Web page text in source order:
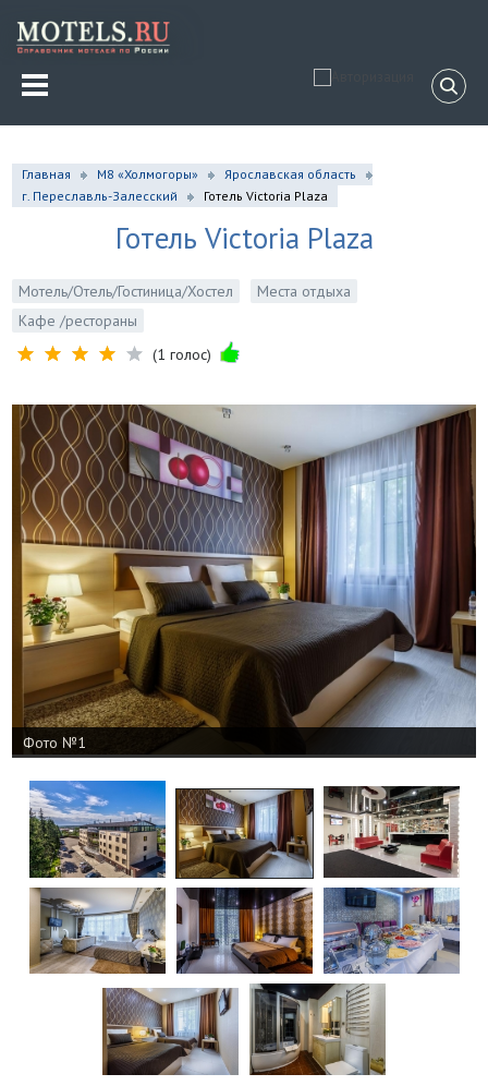
Главная М8 «Холмогоры»
Ярославская область
г. Переславль-Залесский
Готель Victoria Plaza
Готель Victoria Plaza
Мотель/Отель/Гостиница/Хостел
Места отдыха
Кафе /рестораны
(1 голос)
Фото №1